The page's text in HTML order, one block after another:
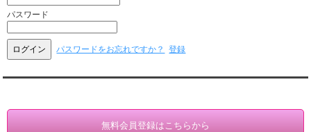
パスワード
パスワードをお忘れですか？ 登録
無料会員登録はこちらから